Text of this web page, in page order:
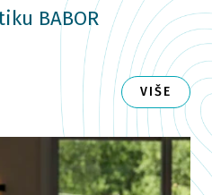
BABOR
VIŠE